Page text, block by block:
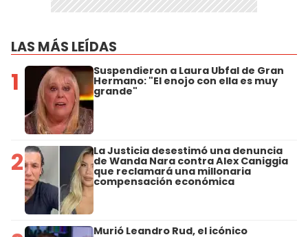
LAS MÁS LEÍDAS
1 Suspendieron a Laura Ubfal de Gran
Hermano: "El enojo con ella es muy
grande"
2 La Justicia desestimó una denuncia
de Wanda Nara contra Alex Caniggia
que reclamará una millonaria
compensación económica
Murió Leandro Rud, el icónico